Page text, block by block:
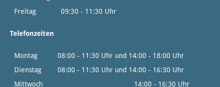
Freitag
09:30 - 11:30 Uhr
Telefonzeiten
Montag
08:00 - 11:30 Uhr und 14:00 - 18:00 Uhr
Dienstag
08:00 - 11:30 Uhr und 14:00 - 16:30 Uhr
Mittwoch
14:00 - 16:30 Uhr